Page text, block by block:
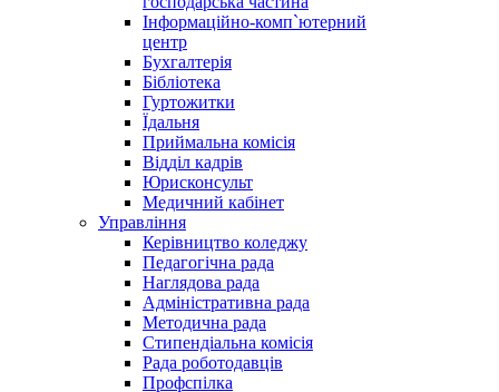
Інформаційно-комп`ютерний
центр
Бухгалтерія
Бібліотека
Гуртожитки
Їдальня
Приймальна комісія
Відділ кадрів
Юрисконсульт
Медичний кабінет
Управління
Керівництво коледжу
Педагогічна рада
Наглядова рада
Адміністративна рада
Методична рада
Стипендіальна комісія
Рада роботодавців
Профспілка